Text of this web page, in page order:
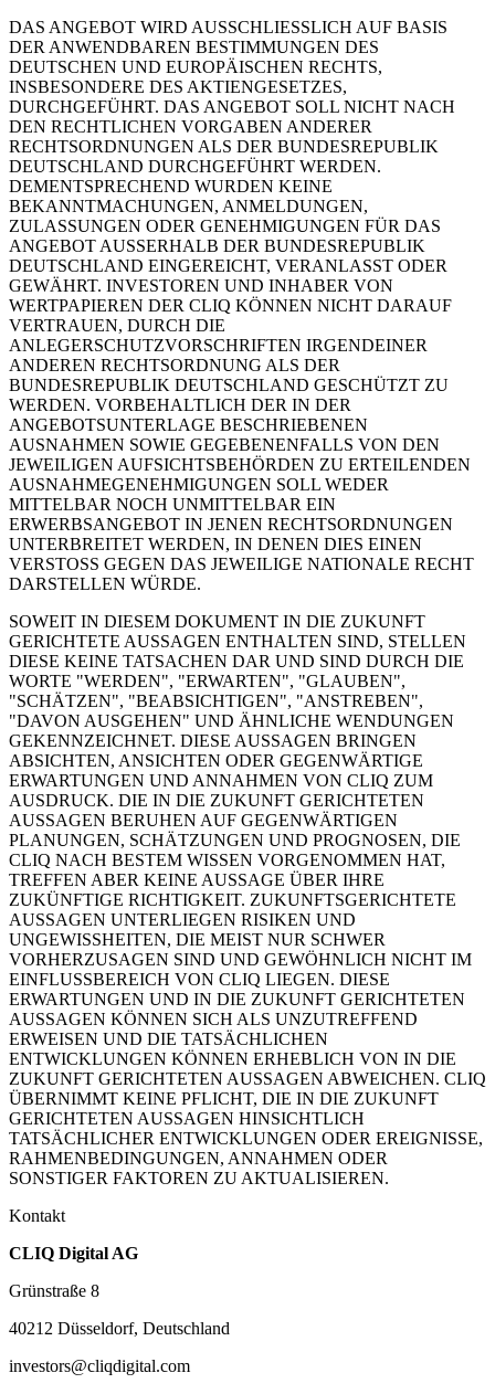
DAS ANGEBOT WIRD AUSSCHLIESSLICH AUF BASIS
DER ANWENDBAREN BESTIMMUNGEN DES
DEUTSCHEN UND EUROPÄISCHEN RECHTS,
INSBESONDERE DES AKTIENGESETZES,
DURCHGEFÜHRT. DAS ANGEBOT SOLL NICHT NACH
DEN RECHTLICHEN VORGABEN ANDERER
RECHTSORDNUNGEN ALS DER BUNDESREPUBLIK
DEUTSCHLAND DURCHGEFÜHRT WERDEN.
DEMENTSPRECHEND WURDEN KEINE
BEKANNTMACHUNGEN, ANMELDUNGEN,
ZULASSUNGEN ODER GENEHMIGUNGEN FÜR DAS
ANGEBOT AUSSERHALB DER BUNDESREPUBLIK
DEUTSCHLAND EINGEREICHT, VERANLASST ODER
GEWÄHRT. INVESTOREN UND INHABER VON
WERTPAPIEREN DER CLIQ KÖNNEN NICHT DARAUF
VERTRAUEN, DURCH DIE
ANLEGERSCHUTZVORSCHRIFTEN IRGENDEINER
ANDEREN RECHTSORDNUNG ALS DER
BUNDESREPUBLIK DEUTSCHLAND GESCHÜTZT ZU
WERDEN. VORBEHALTLICH DER IN DER
ANGEBOTSUNTERLAGE BESCHRIEBENEN
AUSNAHMEN SOWIE GEGEBENENFALLS VON DEN
JEWEILIGEN AUFSICHTSBEHÖRDEN ZU ERTEILENDEN
AUSNAHMEGENEHMIGUNGEN SOLL WEDER
MITTELBAR NOCH UNMITTELBAR EIN
ERWERBSANGEBOT IN JENEN RECHTSORDNUNGEN
UNTERBREITET WERDEN, IN DENEN DIES EINEN
VERSTOSS GEGEN DAS JEWEILIGE NATIONALE RECHT
DARSTELLEN WÜRDE.
SOWEIT IN DIESEM DOKUMENT IN DIE ZUKUNFT
GERICHTETE AUSSAGEN ENTHALTEN SIND, STELLEN
DIESE KEINE TATSACHEN DAR UND SIND DURCH DIE
WORTE "WERDEN", "ERWARTEN", "GLAUBEN",
"SCHÄTZEN", "BEABSICHTIGEN", "ANSTREBEN",
"DAVON AUSGEHEN" UND ÄHNLICHE WENDUNGEN
GEKENNZEICHNET. DIESE AUSSAGEN BRINGEN
ABSICHTEN, ANSICHTEN ODER GEGENWÄRTIGE
ERWARTUNGEN UND ANNAHMEN VON CLIQ ZUM
AUSDRUCK. DIE IN DIE ZUKUNFT GERICHTETEN
AUSSAGEN BERUHEN AUF GEGENWÄRTIGEN
PLANUNGEN, SCHÄTZUNGEN UND PROGNOSEN, DIE
CLIQ NACH BESTEM WISSEN VORGENOMMEN HAT,
TREFFEN ABER KEINE AUSSAGE ÜBER IHRE
ZUKÜNFTIGE RICHTIGKEIT. ZUKUNFTSGERICHTETE
AUSSAGEN UNTERLIEGEN RISIKEN UND
UNGEWISSHEITEN, DIE MEIST NUR SCHWER
VORHERZUSAGEN SIND UND GEWÖHNLICH NICHT IM
EINFLUSSBEREICH VON CLIQ LIEGEN. DIESE
ERWARTUNGEN UND IN DIE ZUKUNFT GERICHTETEN
AUSSAGEN KÖNNEN SICH ALS UNZUTREFFEND
ERWEISEN UND DIE TATSÄCHLICHEN
ENTWICKLUNGEN KÖNNEN ERHEBLICH VON IN DIE
ZUKUNFT GERICHTETEN AUSSAGEN ABWEICHEN. CLIQ
ÜBERNIMMT KEINE PFLICHT, DIE IN DIE ZUKUNFT
GERICHTETEN AUSSAGEN HINSICHTLICH
TATSÄCHLICHER ENTWICKLUNGEN ODER EREIGNISSE,
RAHMENBEDINGUNGEN, ANNAHMEN ODER
SONSTIGER FAKTOREN ZU AKTUALISIEREN.
Kontakt
CLIQ Digital AG
Grünstraße 8
40212 Düsseldorf, Deutschland
investors@cliqdigital.com